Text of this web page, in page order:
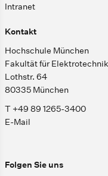
Intranet
Kontakt
Hochschule München
Fakultät für
Lothstr. 64
80335 München
T +49 89 1265-3400
E-Mail
Folgen Sie uns